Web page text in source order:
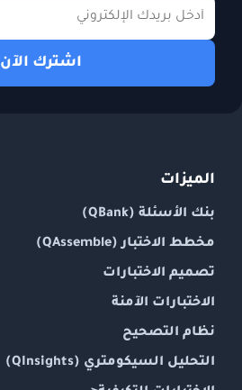
اشترك الآن
الميزات
بنك الأسئلة (QBank)
مخطط الاختبار (QAssemble)
تصميم الاختبارات
الاختبارات الآمنة
نظام التصحيح
التحليل السيكومتري (QInsights)